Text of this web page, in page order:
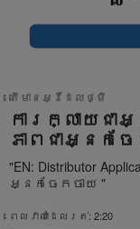
តើមានអ្វីដែលថ្មី
ការក្លាយជា
ភាពជាអ្នកច
"EN: Distributor
អ្នកចែកចាយ "
ពេលវាលាដែលរត់: 2:20